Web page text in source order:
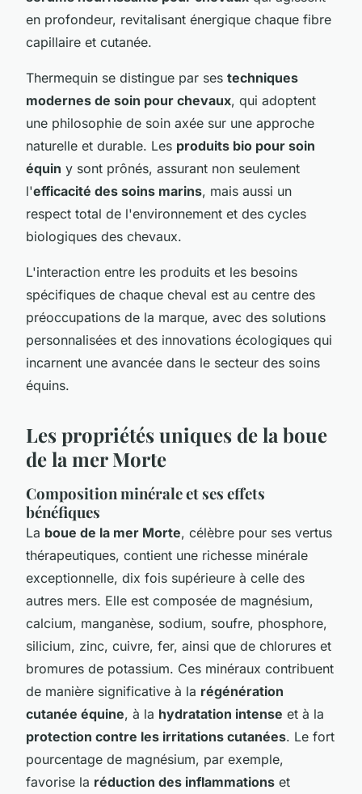
en profondeur, revitalisant énergique chaque fibre
capillaire et cutanée.
Thermequin se distingue par ses techniques
modernes de soin pour chevaux, qui adoptent
une philosophie de soin axée sur une approche
naturelle et durable. Les produits bio pour soin
équin y sont prônés, assurant non seulement
l'efficacité des soins marins, mais aussi un
respect total de l'environnement et des cycles
biologiques des chevaux.
L'interaction entre les produits et les besoins
spécifiques de chaque cheval est au centre des
préoccupations de la marque, avec des solutions
personnalisées et des innovations écologiques qui
incarnent une avancée dans le secteur des soins
équins.
Les propriétés uniques de la boue
de la mer Morte
Composition minérale et ses effets
bénéfiques
La boue de la mer Morte, célèbre pour ses vertus
thérapeutiques, contient une richesse minérale
exceptionnelle, dix fois supérieure à celle des
autres mers. Elle est composée de magnésium,
calcium, manganèse, sodium, soufre, phosphore,
silicium, zinc, cuivre, fer, ainsi que de chlorures et
bromures de potassium. Ces minéraux contribuent
de manière significative à la régénération
cutanée équine, à la hydratation intense et à la
protection contre les irritations cutanées. Le fort
pourcentage de magnésium, par exemple,
favorise la réduction des inflammations et